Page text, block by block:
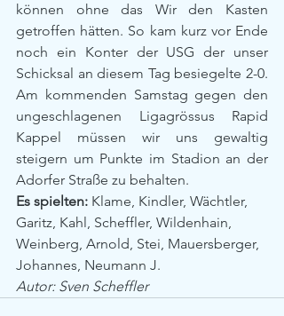
können ohne das Wir den Kasten
getroffen hätten. So kam kurz vor Ende
noch ein Konter der USG der unser
Schicksal an diesem Tag besiegelte 2-0.
Am kommenden Samstag gegen den
ungeschlagenen Ligagrössus Rapid
Kappel müssen wir uns gewaltig
steigern um Punkte im Stadion an der
Adorfer Straße zu behalten.
Es spielten: Klame, Kindler, Wächtler,
Garitz, Kahl, Scheffler, Wildenhain,
Weinberg, Arnold, Stei, Mauersberger,
Johannes, Neumann J.
Autor: Sven Scheffler